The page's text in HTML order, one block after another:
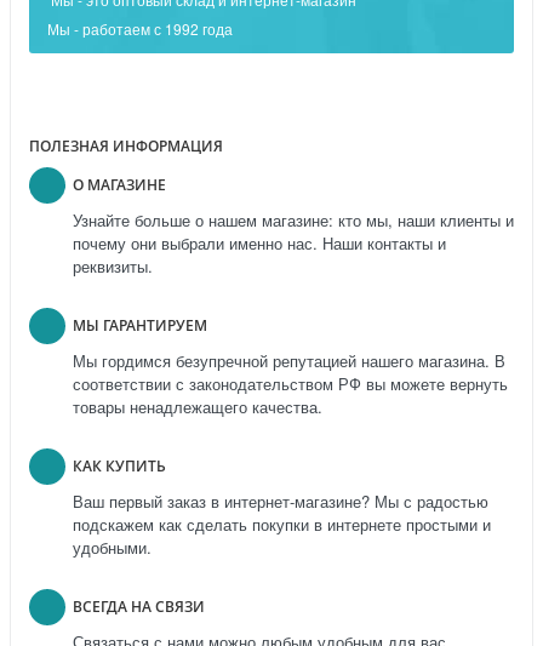
Мы - работаем с 1992 года
ПОЛЕЗНАЯ ИНФОРМАЦИЯ
О МАГАЗИНЕ
Узнайте больше о нашем магазине: кто мы, наши клиенты и
почему они выбрали именно нас. Наши контакты и
реквизиты.
МЫ ГАРАНТИРУЕМ
Мы гордимся безупречной репутацией нашего магазина. В
соответствии с законодательством РФ вы можете вернуть
товары ненадлежащего качества.
КАК КУПИТЬ
Ваш первый заказ в интернет-магазине? Мы с радостью
подскажем как сделать покупки в интернете простыми и
удобными.
ВСЕГДА НА СВЯЗИ